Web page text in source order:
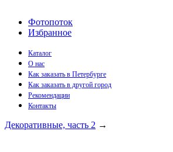
Фотопоток
Избранное
Каталог
О нас
Как заказать в Петербурге
Как заказать в другой город
Рекомендации
Контакты
Декоративные, часть 2 →